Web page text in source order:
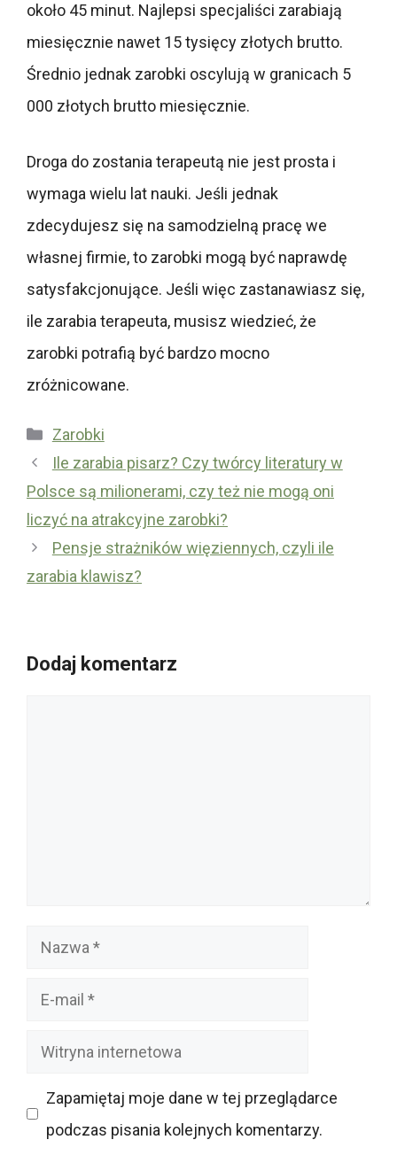
około 45 minut. Najlepsi specjaliści zarabiają
miesięcznie nawet 15 tysięcy złotych brutto.
Średnio jednak zarobki oscylują w granicach 5
000 złotych brutto miesięcznie.
Droga do zostania terapeutą nie jest prosta i
wymaga wielu lat nauki. Jeśli jednak
zdecydujesz się na samodzielną pracę we
własnej firmie, to zarobki mogą być naprawdę
satysfakcjonujące. Jeśli więc zastanawiasz się,
ile zarabia terapeuta, musisz wiedzieć, że
zarobki potrafią być bardzo mocno
zróżnicowane.
Kategorie
Zarobki
Ile zarabia pisarz? Czy twórcy literatury w
Polsce są milionerami, czy też nie mogą oni
liczyć na atrakcyjne zarobki?
Pensje strażników więziennych, czyli ile
zarabia klawisz?
Dodaj komentarz
Nazwa
Witryna
Zapamiętaj moje dane w tej przeglądarce
podczas pisania kolejnych komentarzy.